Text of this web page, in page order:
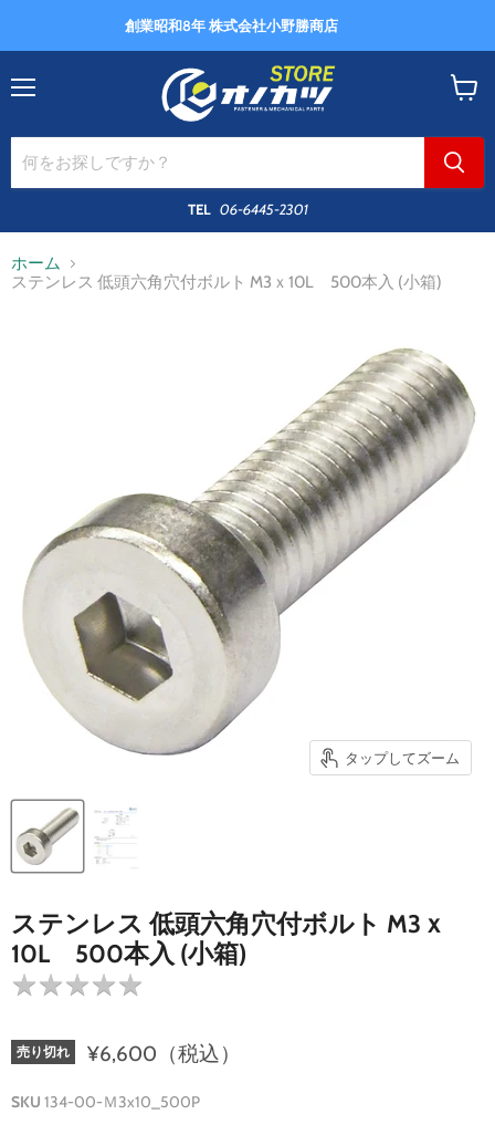
創業昭和8年 株式会社小野勝商店
ュ
ー
TEL 06-6445-2301
ト
を
見
ホーム
ステンレス 低頭六角穴付ボルト M3ｘ10L 500本入 (小箱)
タップしてズーム
ステンレス 低頭六角穴付ボルト M3ｘ
10L 500本入 (小箱)
★★★★★
★★★★★
売り切れ ¥6,600（税込）
SKU 134-00-Ｍ3x10_500P